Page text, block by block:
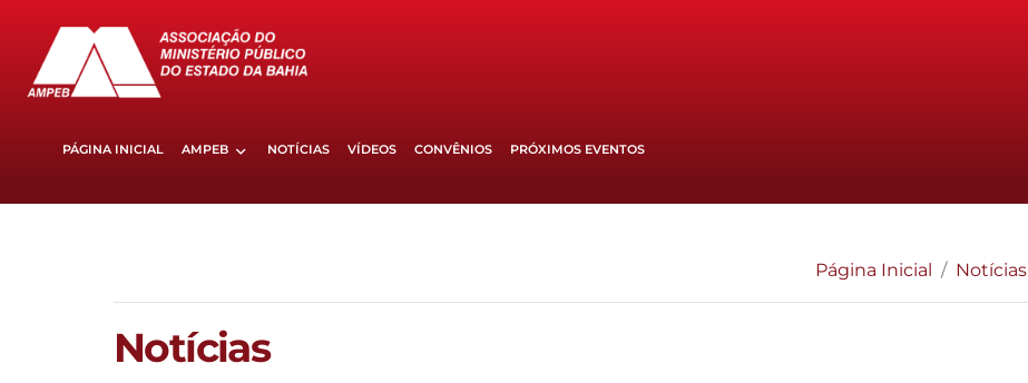
PÁGINA INICIAL AMPEB NOTÍCIAS VÍDEOS CONVÊNIOS PRÓXIMOS EVENTOS
Página Inicial Notícias
Notícias